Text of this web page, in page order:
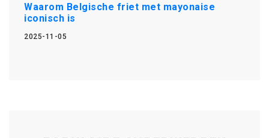
Waarom Belgische friet met mayonaise
iconisch is
2025-11-05